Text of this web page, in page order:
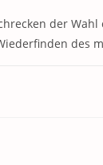
der
des